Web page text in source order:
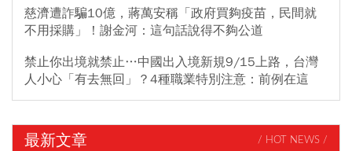
慈濟遭詐騙10億，蔣萬安稱「政府買夠疫苗，民間就
不用採購」！謝金河：這句話說得不夠公道
禁止你出境就禁止…中國出入境新規9/15上路，台灣
人小心「有去無回」？4種職業特別注意：前例在這
最新文章 / HOT NEWS /